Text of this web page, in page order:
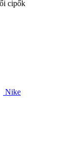
cipők
Nike